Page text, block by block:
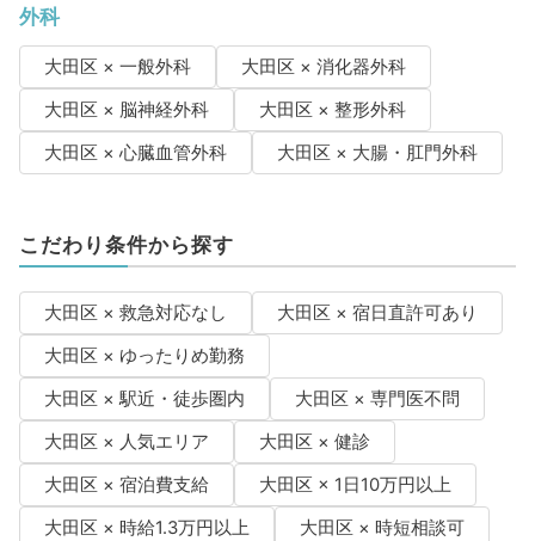
外科
大田区 × 一般外科
大田区 × 消化器外科
大田区 × 脳神経外科
大田区 × 整形外科
大田区 × 心臓血管外科
大田区 × 大腸・肛門外科
こだわり条件から探す
大田区 × 救急対応なし
大田区 × 宿日直許可あり
大田区 × ゆったりめ勤務
大田区 × 駅近・徒歩圏内
大田区 × 専門医不問
大田区 × 人気エリア
大田区 × 健診
大田区 × 宿泊費支給
大田区 × 1日10万円以上
大田区 × 時給1.3万円以上
大田区 × 時短相談可